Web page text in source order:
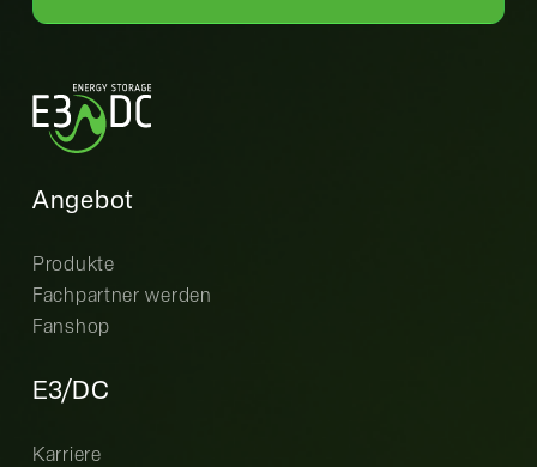
Angebot
Produkte
Fachpartner werden
Fanshop
E3/DC
Karriere